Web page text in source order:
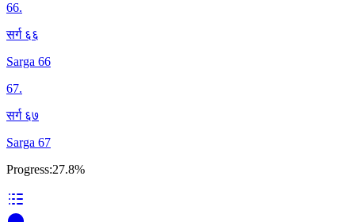
66.
सर्ग ६६
Sarga 66
67.
सर्ग ६७
Sarga 67
Progress:27.8%